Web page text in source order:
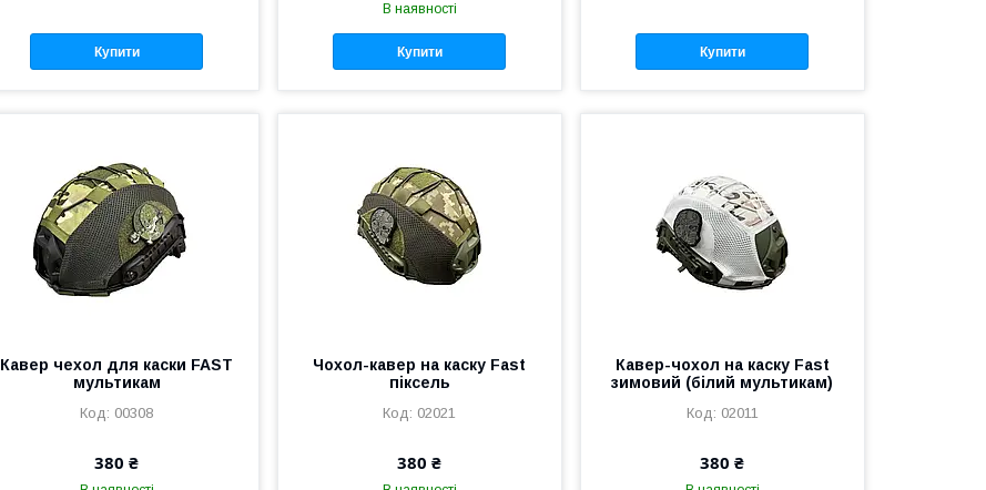
Купити
В наявності
Купити Купити
Кавер чехол для каски FAST
мультикам
00308
380 ₴
Чохол-кавер на каску Fast
піксель
02021
380 ₴
Кавер-чохол на каску Fast
зимовий (білий мультикам)
02011
380 ₴